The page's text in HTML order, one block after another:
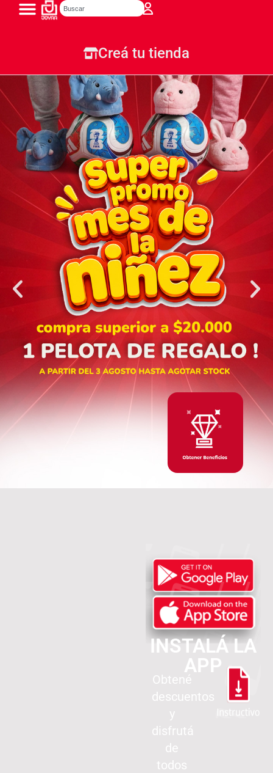
Creá tu tienda
INSTALÁ LA
APP
Obtené
descuentos
y
disfrutá
de
todos